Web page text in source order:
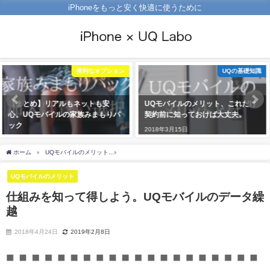
iPhoneをもっと安く快適に使うために
UQの基礎知識
UQモバイルのメリット、これだけ
契約前に知っておけば大丈夫。
2018年3月15日
UQモバイルのキャンペーン
【2019年2月版】今月開催中のUQ
モバイルキャンペーンまとめ
2018年4月21日
ホーム UQモバイルのメリット
UQモバイルのメリット
仕組みを知って得しよう。UQモバイルのデータ繰
越
2018年4月24日 2019年2月8日